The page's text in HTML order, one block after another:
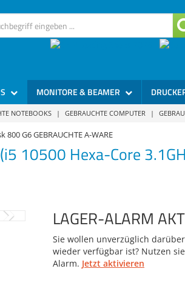
MONITORE & BEAMER
NOTEBOOKS | GEBRAUCHTE COMPUTER |
800 G6 GEBRAUCHTE A-WARE
10500 Hexa-Core
LAGER-ALARM
Sie wollen unverzüglich
wieder verfügbar ist? Nutzen
Alarm. Jetzt aktivieren